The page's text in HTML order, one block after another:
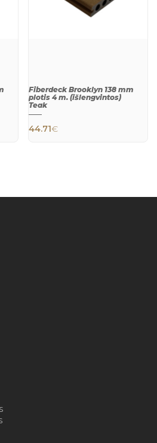
Fiberdeck Brooklyn 138 mm
plotis 4 m. (išlengvintos)
Teak
44.71€